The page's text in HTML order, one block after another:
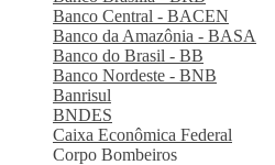
Banco Central - BACEN
Banco da Amazônia - BASA
Banco do Brasil - BB
Banco Nordeste - BNB
Banrisul
BNDES
Caixa Econômica Federal
Corpo Bombeiros